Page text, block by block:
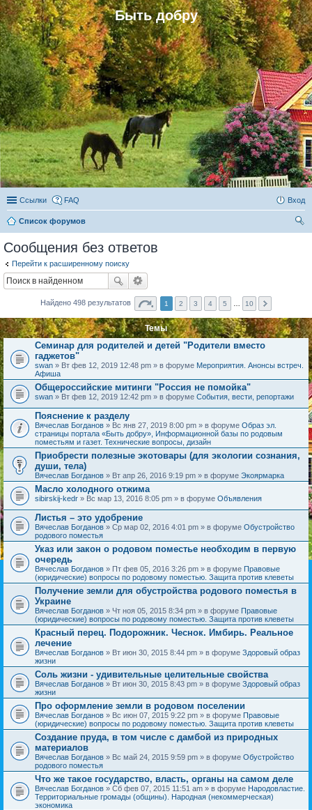
Быть добру
Ссылки FAQ Вход
Список форумов
Сообщения без ответов
Перейти к расширенному поиску
Найдено 498 результатов 1 2 3 4 5 10
Темы
Семинар для родителей и детей "Родители вместо
гаджетов"
swan » Вт фев 12, 2019 12:48 pm » в форуме Мероприятия. Анонсы встреч.
Афиша
Общероссийские митинги "Россия не помойка"
swan » Вт фев 12, 2019 12:42 pm » в форуме События, вести, репортажи
Пояснение к разделу
Вячеслав Богданов » Вс янв 27, 2019 8:00 pm » в форуме Образ эл.
страницы портала «Быть добру», Информационной базы по родовым
поместьям и газет. Технические вопросы, дизайн
Приобрести полезные экотовары (для экологии сознания,
души, тела)
Вячеслав Богданов » Вт апр 26, 2016 9:19 pm » в форуме Экоярмарка
Масло холодного отжима
sibirskij-kedr » Вс мар 13, 2016 8:05 pm » в форуме Объявления
Листья – это удобрение
Вячеслав Богданов » Ср мар 02, 2016 4:01 pm » в форуме Обустройство
родового поместья
Указ или закон о родовом поместье необходим в первую
очередь
Вячеслав Богданов » Пт фев 05, 2016 3:26 pm » в форуме Правовые
(юридические) вопросы по родовому поместью. Защита против клеветы
Получение земли для обустройства родового поместья в
Украине
Вячеслав Богданов » Чт ноя 05, 2015 8:34 pm » в форуме Правовые
(юридические) вопросы по родовому поместью. Защита против клеветы
Красный перец. Подорожник. Чеснок. Имбирь. Реальное
лечение
Вячеслав Богданов » Вт июн 30, 2015 8:44 pm » в форуме Здоровый образ
жизни
Соль жизни - удивительные целительные свойства
Вячеслав Богданов » Вт июн 30, 2015 8:43 pm » в форуме Здоровый образ
жизни
Про оформление земли в родовом поселении
Вячеслав Богданов » Вс июн 07, 2015 9:22 pm » в форуме Правовые
(юридические) вопросы по родовому поместью. Защита против клеветы
Создание пруда, в том числе с дамбой из природных
материалов
Вячеслав Богданов » Вс май 24, 2015 9:59 pm » в форуме Обустройство
родового поместья
Что же такое государство, власть, органы на самом деле
Вячеслав Богданов » Сб фев 07, 2015 11:51 am » в форуме Народовластие.
Территориальные громады (общины). Народная (некоммерческая)
экономика